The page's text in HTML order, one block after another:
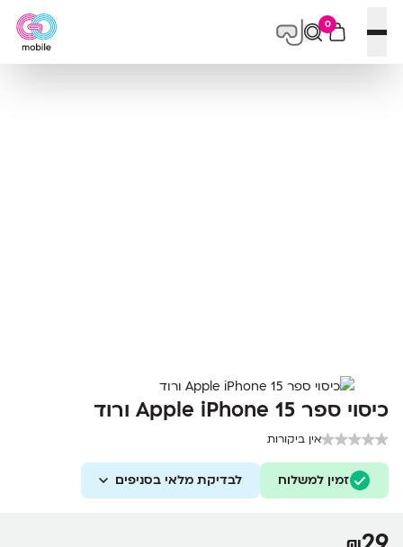
פתח תפריט
0
כיסוי ספר Apple iPhone 15 ורוד
אין ביקורות
זמין למשלוח לבדיקת מלאי בסניפים